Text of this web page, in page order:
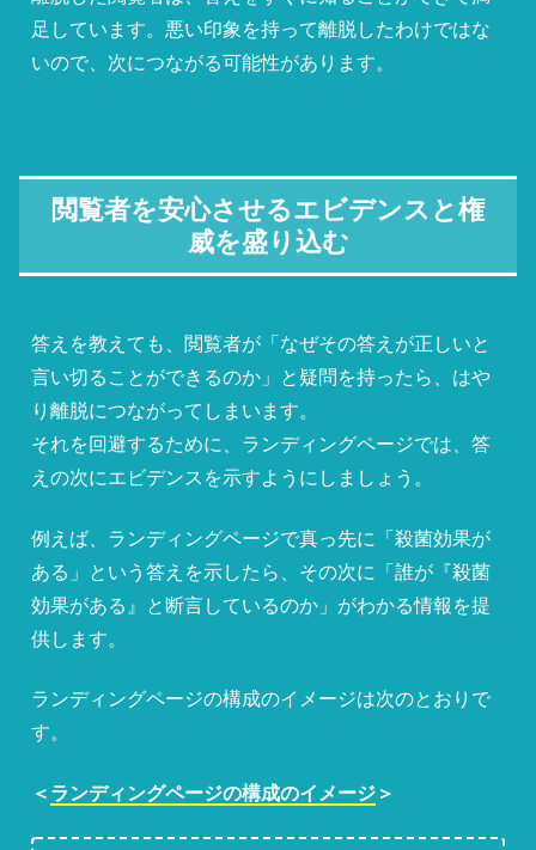
足しています。悪い印象を持って離脱したわけではな
いので、次につながる可能性があります。
閲覧者を安心させるエビデンスと権
威を盛り込む
答えを教えても、閲覧者が「なぜその答えが正しいと
言い切ることができるのか」と疑問を持ったら、はや
り離脱につながってしまいます。
それを回避するために、ランディングページでは、答
えの次にエビデンスを示すようにしましょう。
例えば、ランディングページで真っ先に「殺菌効果が
ある」という答えを示したら、その次に「誰が『殺菌
効果がある』と断言しているのか」がわかる情報を提
供します。
ランディングページの構成のイメージは次のとおりで
す。
＜ ランディングページの構成のイメージ ＞